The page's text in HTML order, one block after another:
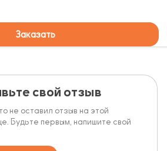
Заказать
свой отзыв
не оставил отзыв на этой
Будьте первым, напишите свой